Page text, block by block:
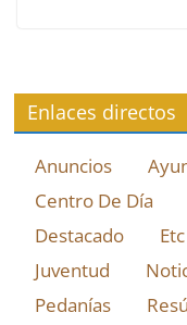
Enlaces directos
Anuncios
Centro De Día
Destacado
Etc
Juventud
Pedanías